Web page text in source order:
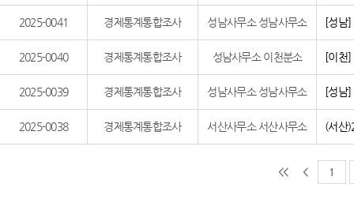
2025-0041 경제통계통합조사 성남사무소 성남사무소 [성남
2025-0040 경제통계통합조사 성남사무소 이천분소 [이천
2025-0039 경제통계통합조사 성남사무소 성남사무소 [성남
2025-0038 경제통계통합조사 서산사무소 서산사무소 (서산
<< < 1